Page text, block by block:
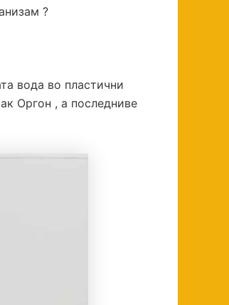
?
вода во пластични
Оргон , а последниве